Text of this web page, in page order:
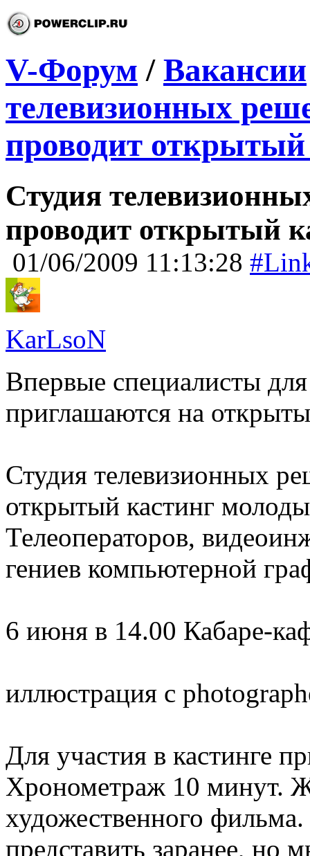
V-Форум / Вакансии
телевизионных
проводит открытый
Студия
проводит открытый
01/06/2009 11:13:28
KarLsoN
Впервые специалисты
приглашаются на
Студия телевизионных
открытый кастинг
Телеоператоров,
гениев компьютерной
6 июня в 14.00 Кабаре-
иллюстрация с
Для участия в кастинге
Хронометраж 10 минут.
художественного
представить заранее, но